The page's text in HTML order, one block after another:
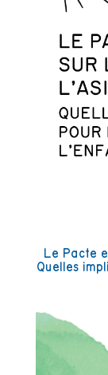
Le Pacte
Quelles